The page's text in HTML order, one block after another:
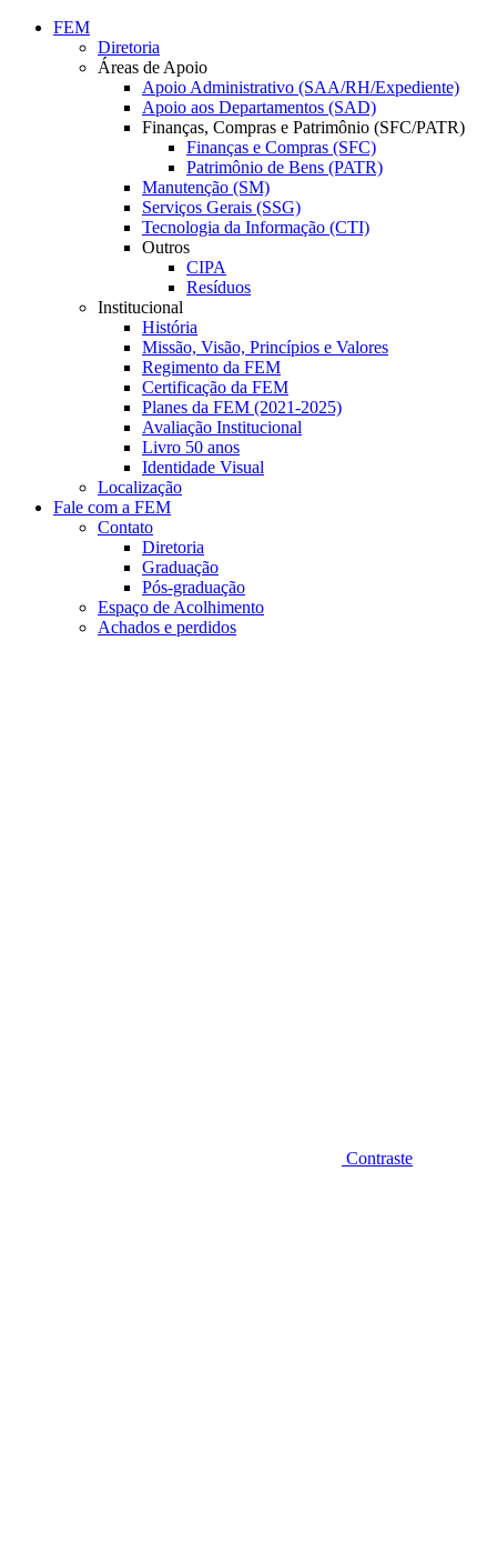
Conteúdo principal
FEM
Diretoria
Áreas de Apoio
Apoio Administrativo (SAA/RH/Expediente)
Apoio aos Departamentos (SAD)
Finanças, Compras e Patrimônio (SFC/PATR)
Finanças e Compras (SFC)
Patrimônio de Bens (PATR)
Manutenção (SM)
Serviços Gerais (SSG)
Tecnologia da Informação (CTI)
Outros
CIPA
Resíduos
Institucional
História
Missão, Visão, Princípios e Valores
Regimento da FEM
Certificação da FEM
Planes da FEM (2021-2025)
Avaliação Institucional
Livro 50 anos
Identidade Visual
Localização
Fale com a FEM
Contato
Diretoria
Graduação
Pós-graduação
Espaço de Acolhimento
Achados e perdidos
Contraste